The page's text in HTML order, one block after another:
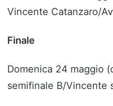
Vincente Catanzaro/
Finale
Domenica 24 maggio
semifinale B/Vincente